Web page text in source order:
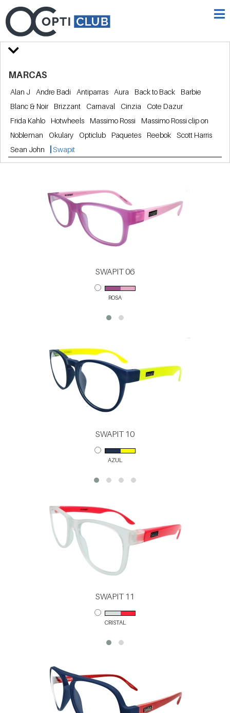
MARCAS
Alan J Andre Badi Antiparras Aura Back to Back
Barbie
Blanc & Noir
Brizzant Carnaval Cinzia
Cote Dazur
Frida Kahlo
Hotwheels Massimo Rossi
Massimo Rossi clip on
Nobleman
Okulary Opticlub Paquetes Reebok
Scott Harris
Sean John
Swapit
SWAPIT 06
ROSA
SWAPIT 10
AZUL
SWAPIT 11
CRISTAL